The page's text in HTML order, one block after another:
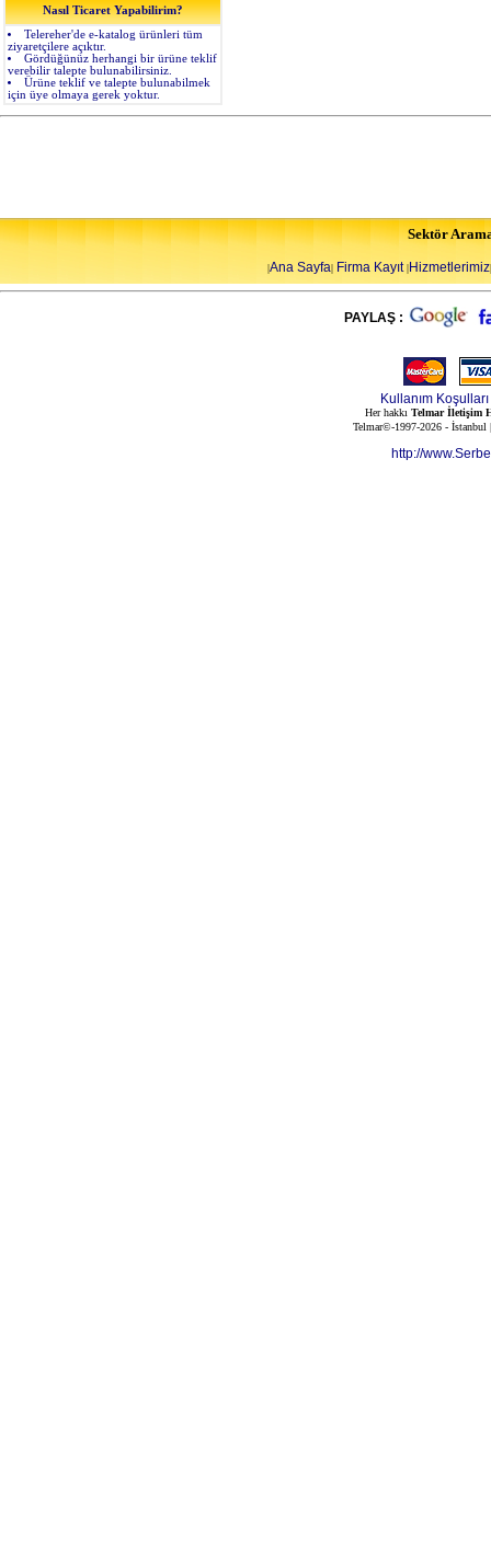
Nasıl Ticaret Yapabilirim?
Telereher'de e-katalog ürünleri tüm
ziyaretçilere açıktır.
Gördüğünüz herhangi bir ürüne teklif
verebilir talepte bulunabilirsiniz.
Ürüne teklif ve talepte bulunabilmek
için üye olmaya gerek yoktur.
Sektör
|Ana Sayfa| Firma Kayıt|Hizmetlerimiz|
PAYLAŞ :
Kullanım Koşulları
Her hakkı Telmar İletişim
Telmar©-1997-2026 -
http://